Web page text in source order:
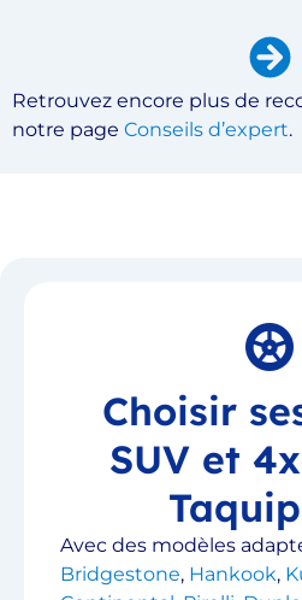
Retrouvez encore plus de
notre page Conseils d’expert.
Choisir
SUV et
Avec des modèles
Bridgestone, Hankook,